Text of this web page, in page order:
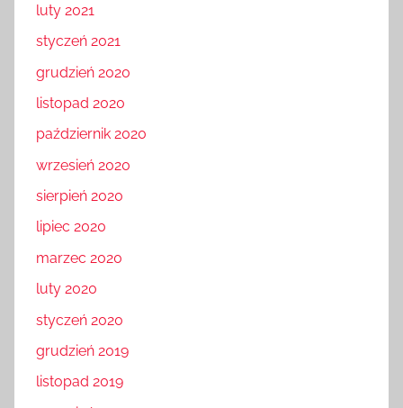
luty 2021
styczeń 2021
grudzień 2020
listopad 2020
październik 2020
wrzesień 2020
sierpień 2020
lipiec 2020
marzec 2020
luty 2020
styczeń 2020
grudzień 2019
listopad 2019